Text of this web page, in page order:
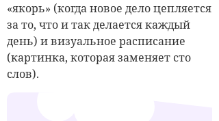
«якорь» (когда новое дело цепляется
за то, что и так делается каждый
день) и визуальное расписание
(картинка, которая заменяет сто
слов).